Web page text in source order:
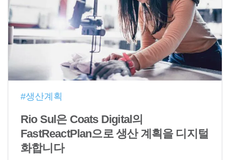
#생산계획
Rio Sul은 Coats Digital의
FastReactPlan으로 생산 계획을 디지털
화합니다